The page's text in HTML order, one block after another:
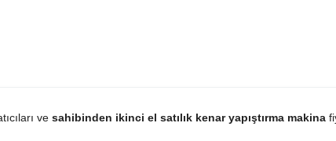
ve sahibinden ikinci el satılık kenar yapıştırma makina